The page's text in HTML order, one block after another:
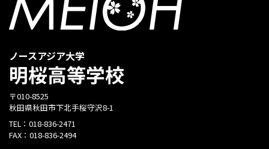
ノースアジア大学
明桜高等学校
〒010-8525
秋田県秋田市下北手桜守沢8-1
TEL： 018-836-2471
FAX： 018-836-2494